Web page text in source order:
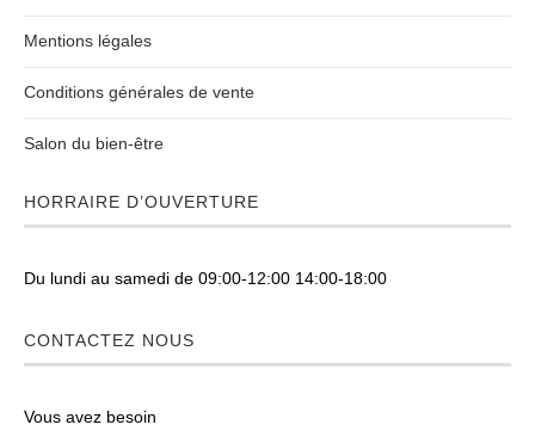
Mentions légales
Conditions générales de vente
Salon du bien-être
HORRAIRE D’OUVERTURE
Du lundi au samedi de 09:00-12:00 14:00-18:00
CONTACTEZ NOUS
Vous avez besoin